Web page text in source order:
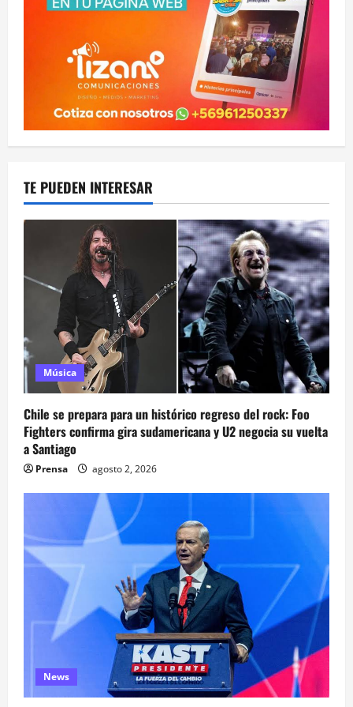
TE PUEDEN INTERESAR
Música
Chile se prepara para un histórico regreso del rock: Foo
Fighters confirma gira sudamericana y U2 negocia su vuelta
a Santiago
Prensa agosto 2, 2026
News